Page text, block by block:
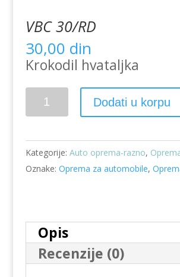
VBC 30/RD
30,00 din
Krokodil hvataljka
VBC
30/RD
Dodati u korpu
Kategorije: Auto oprema-razno,
Oznake: Oprema za automobile,
Opis
Recenzije (0)